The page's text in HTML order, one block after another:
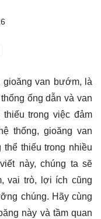
gioăng van bướm, là
ống dẫn và van
trong việc đảm
thống, gioăng van
thiếu trong nhiều
này, chúng ta sẽ
vai trò, lợi ích cũng
chúng. Hãy cùng
này và tầm quan